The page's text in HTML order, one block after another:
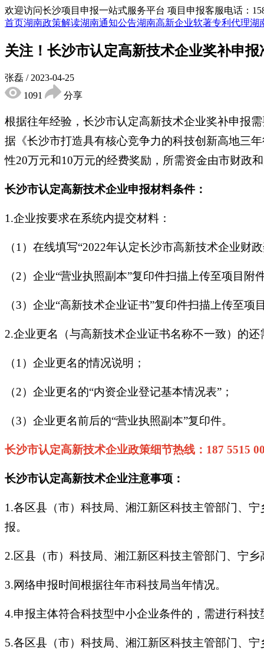
欢迎访问长沙项目申报一站式服务平台 项目申报客服电话：
首页湖南政策解读湖南通知公告湖南高新企业软著专利代理湖
关注！长沙市认定高新技术企业奖补申报
张磊 / 2023-04-25
1091
分享
根据往年经验，长沙市认定高新技术企业奖补申报
据《长沙市打造具有核心竞争力的科技创新高地三
性20万元和10万元的经费奖励，所需资金由市财政
长沙市认定高新技术企业申报材料条件：
1.企业按要求在系统内提交材料：
（1）在线填写“2022年认定长沙市高新技术企业财
（2）企业“营业执照副本”复印件扫描上传至项目附
（3）企业“高新技术企业证书”复印件扫描上传至项
2.企业更名（与高新技术企业证书名称不一致）的
（1）企业更名的情况说明；
（2）企业更名的“内资企业登记基本情况表”；
（3）企业更名前后的“营业执照副本”复印件。
长沙市认定高新技术企业政策细节热线：187 5515
长沙市认定高新技术企业注意事项：
1.各区县（市）科技局、湘江新区科技主管部门、
报。
2.区县（市）科技局、湘江新区科技主管部门、宁
3.网络申报时间根据往年市科技局当年情况。
4.申报主体符合科技型中小企业条件的，需进行科
5.各区县（市）科技局、湘江新区科技主管部门、